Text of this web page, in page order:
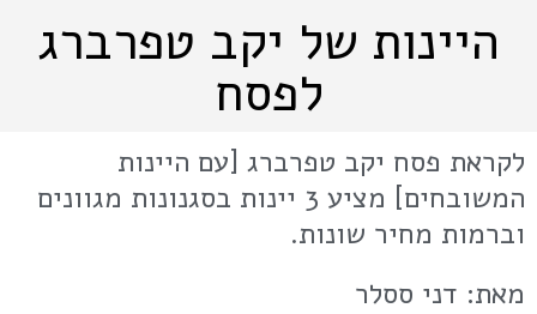
היינות של יקב טפרברג
לפסח
לקראת פסח יקב טפרברג [עם היינות
המשובחים] מציע 3 יינות בסגנונות מגוונים
וברמות מחיר שונות.
מאת: דני ססלר